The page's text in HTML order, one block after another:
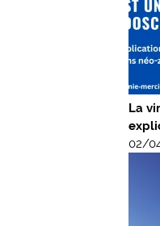
La
02/